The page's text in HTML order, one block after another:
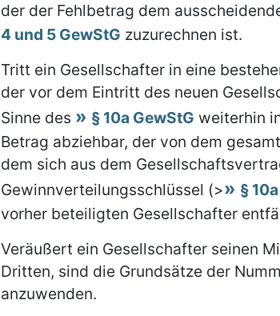
der der Fehlbetrag dem
4 und 5 GewStG zuzurechnen ist.
Tritt ein Gesellschafter in eine
der vor dem Eintritt des neuen
Sinne des
§ 10a GewStG weiterhin
Betrag abziehbar, der von dem
dem sich aus dem
Gewinnverteilungsschlüssel (>
§
vorher beteiligten Gesellschafter
Veräußert ein Gesellschafter seinen
Dritten, sind die Grundsätze der
anzuwenden.